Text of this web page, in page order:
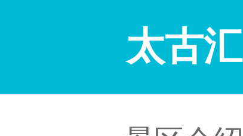
太古汇